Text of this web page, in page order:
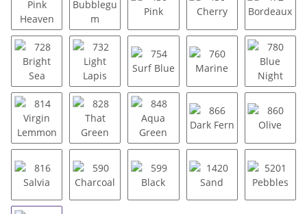
412 Pink Heaven420 Bubblegum430 Pink 450 Cherry 472
728 Bright Sea732 Light Lapis754 Surf Blue760 Marine 780
814 Virgin Lemmon828 That Green848 Aqua Green866 Dark Fern860
816 Salvia